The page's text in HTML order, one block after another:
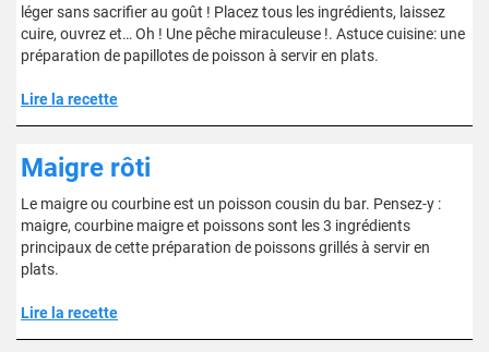
léger sans sacrifier au goût ! Placez tous les ingrédients, laissez
cuire, ouvrez et… Oh ! Une pêche miraculeuse !. Astuce cuisine: une
préparation de papillotes de poisson à servir en plats.
Lire la recette
Maigre rôti
Le maigre ou courbine est un poisson cousin du bar. Pensez-y :
maigre, courbine maigre et poissons sont les 3 ingrédients
principaux de cette préparation de poissons grillés à servir en
plats.
Lire la recette